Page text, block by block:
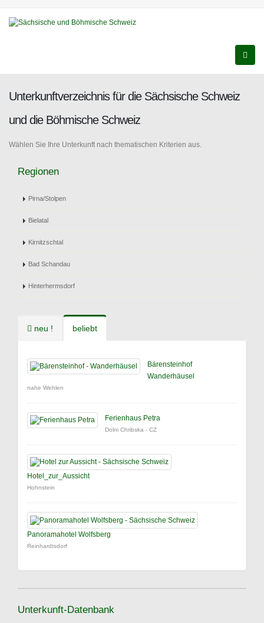
Unterkunftverzeichnis für die Sächsische Schweiz
und die Böhmische Schweiz
Wählen Sie Ihre Unterkunft nach thematischen Kriterien aus.
Regionen
Pirna/Stolpen
Bielatal
Kirnitzschtal
Bad Schandau
Hinterhermsdorf
neu ! beliebt
Bärensteinhof
Wanderhäusel
nahe Wehlen
Ferienhaus Petra
Dolni Chribska - CZ
Hotel_zur_Aussicht
Hohnstein
Panoramahotel Wolfsberg
Reinhardtsdorf
Unterkunft-Datenbank